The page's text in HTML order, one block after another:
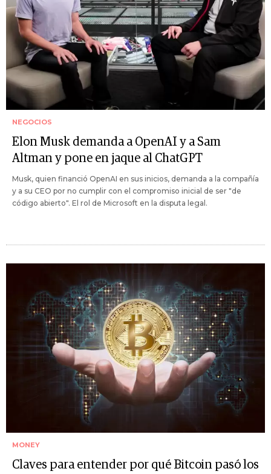
NEGOCIOS
Elon Musk demanda a OpenAI y a Sam
Altman y pone en jaque al ChatGPT
Musk, quien financió OpenAI en sus inicios, demanda a la compañía
y a su CEO por no cumplir con el compromiso inicial de ser "de
código abierto". El rol de Microsoft en la disputa legal.
MONEY
Claves para entender por qué Bitcoin pasó los